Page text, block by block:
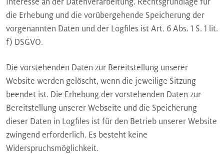
Interesse an der Datenverarbeitung. Rechtsgrundlage für
die Erhebung und die vorübergehende Speicherung der
vorgenannten Daten und der Logfiles ist Art. 6 Abs. 1 S. 1 lit.
f) DSGVO.
Die vorstehenden Daten zur Bereitstellung unserer
Website werden gelöscht, wenn die jeweilige Sitzung
beendet ist. Die Erhebung der vorstehenden Daten zur
Bereitstellung unserer Webseite und die Speicherung
dieser Daten in Logfiles ist für den Betrieb unserer Website
zwingend erforderlich. Es besteht keine
Widerspruchsmöglichkeit.